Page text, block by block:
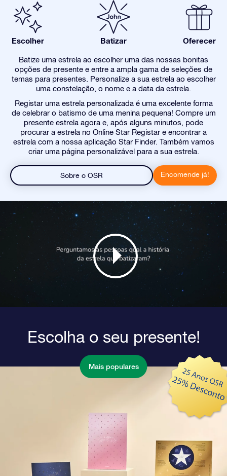
Escolher Batizar Oferecer
Batize uma estrela ao escolher uma das nossas bonitas
opções de presente e entre a ampla gama de seleções de
temas para presentes. Personalize a sua estrela ao escolher
uma constelação, o nome e a data da estrela.
Registar uma estrela personalizada é uma excelente forma
de celebrar o batismo de uma menina pequena! Compre um
presente estrela agora e, após alguns minutos, pode
procurar a estrela no Online Star Registar e encontrar a
estrela com a nossa aplicação Star Finder. Também vamos
criar uma página personalizável para a sua estrela.
Sobre o OSR Encomende já!
Escolha o seu presente!
Mais populares